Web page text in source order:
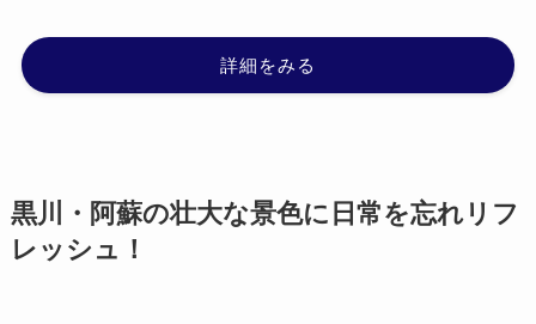
詳細をみる
黒川・阿蘇の壮大な景色に日常を忘れリフ
レッシュ！